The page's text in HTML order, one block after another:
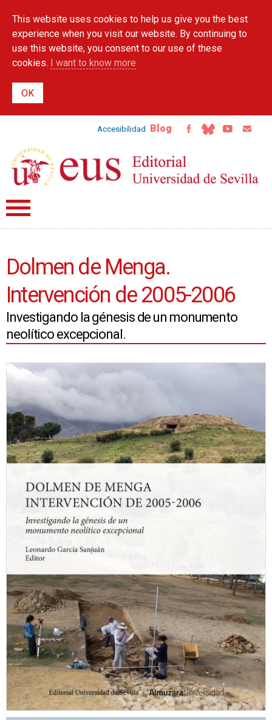
main
content
This website uses cookies to help us give you the best
experience when you visit our website. By continuing to
use this website, you consent to our use of these
cookies. I want to know more
Accesibilidad Blog
Dolmen de Menga.
Intervención de 2005-2006
Investigando la génesis de un monumento
neolítico excepcional.